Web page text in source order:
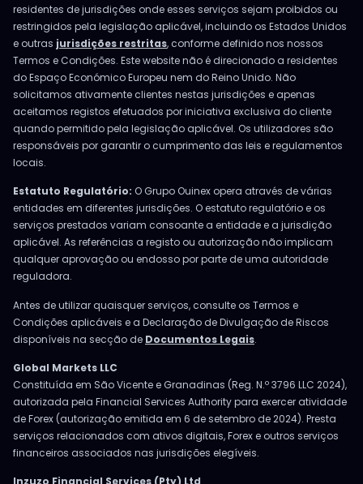
residentes de jurisdições onde esses serviços sejam proibidos ou
restringidos pela legislação aplicável, incluindo os Estados Unidos
e outras jurisdições restritas, conforme definido nos nossos
Termos e Condições. Este website não é direcionado a residentes
do Espaço Económico Europeu nem do Reino Unido. Não
solicitamos ativamente clientes nestas jurisdições e apenas
aceitamos registos efetuados por iniciativa exclusiva do cliente
quando permitido pela legislação aplicável. Os utilizadores são
responsáveis por garantir o cumprimento das leis e regulamentos
locais.
Estatuto Regulatório: O Grupo Ouinex opera através de várias
entidades em diferentes jurisdições. O estatuto regulatório e os
serviços prestados variam consoante a entidade e a jurisdição
aplicável. As referências a registo ou autorização não implicam
qualquer aprovação ou endosso por parte de uma autoridade
reguladora.
Antes de utilizar quaisquer serviços, consulte os Termos e
Condições aplicáveis e a Declaração de Divulgação de Riscos
disponíveis na secção de Documentos Legais.
Global Markets LLC
Constituída em São Vicente e Granadinas (Reg. N.º 3796 LLC 2024),
autorizada pela Financial Services Authority para exercer atividade
de Forex (autorização emitida em 6 de setembro de 2024). Presta
serviços relacionados com ativos digitais, Forex e outros serviços
financeiros associados nas jurisdições elegíveis.